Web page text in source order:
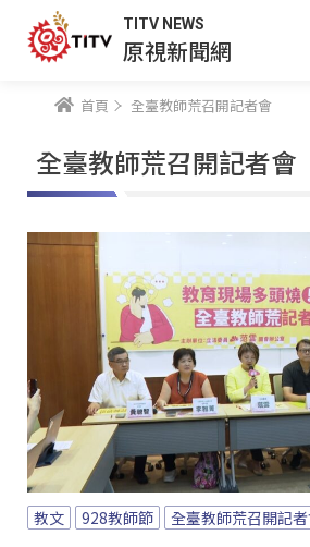
TITV NEWS
原視新聞網
首頁 全臺教師荒召開記者會
全臺教師荒召開記者會
教文 928教師節 全臺教師荒召開記